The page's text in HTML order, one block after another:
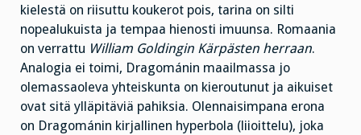
kielestä on riisuttu koukerot pois, tarina on silti
nopealukuista ja tempaa hienosti imuunsa. Romaania
on verrattu William Goldingin Kärpästen herraan.
Analogia ei toimi, Dragománin maailmassa jo
olemassaoleva yhteiskunta on kieroutunut ja aikuiset
ovat sitä ylläpitäviä pahiksia. Olennaisimpana erona
on Dragománin kirjallinen hyperbola (liioittelu), joka